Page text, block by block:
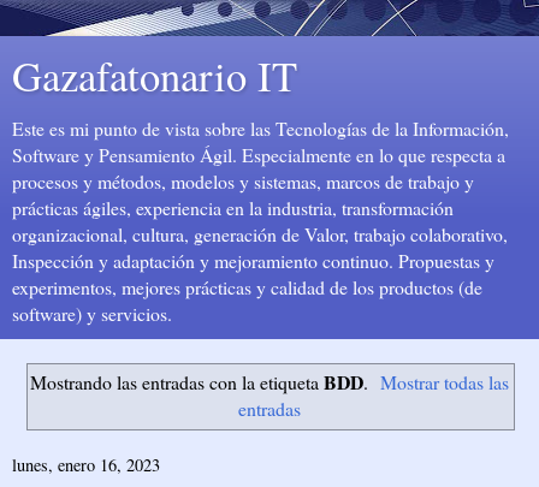
Gazafatonario IT
Este es mi punto de vista sobre las Tecnologías de la Información,
Software y Pensamiento Ágil. Especialmente en lo que respecta a
procesos y métodos, modelos y sistemas, marcos de trabajo y
prácticas ágiles, experiencia en la industria, transformación
organizacional, cultura, generación de Valor, trabajo colaborativo,
Inspección y adaptación y mejoramiento continuo. Propuestas y
experimentos, mejores prácticas y calidad de los productos (de
software) y servicios.
Mostrando las entradas con la etiqueta BDD. Mostrar todas las
entradas
lunes, enero 16, 2023